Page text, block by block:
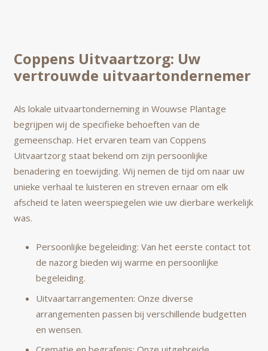
Coppens Uitvaartzorg: Uw
vertrouwde uitvaartondernemer
Als lokale uitvaartonderneming in Wouwse Plantage
begrijpen wij de specifieke behoeften van de
gemeenschap. Het ervaren team van Coppens
Uitvaartzorg staat bekend om zijn persoonlijke
benadering en toewijding. Wij nemen de tijd om naar uw
unieke verhaal te luisteren en streven ernaar om elk
afscheid te laten weerspiegelen wie uw dierbare werkelijk
was.
Persoonlijke begeleiding: Van het eerste contact tot
de nazorg bieden wij warme en persoonlijke
begeleiding.
Uitvaartarrangementen: Onze diverse
arrangementen passen bij verschillende budgetten
en wensen.